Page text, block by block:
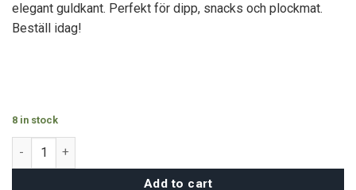
elegant guldkant. Perfekt för dipp, snacks och plockmat.
Beställ idag!
8 in stock
Kronblad Serveringsfat - Guld quantity
Add to cart